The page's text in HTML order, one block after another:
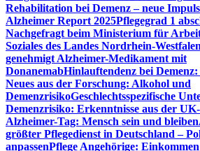
Rehabilitation bei Demenz – neue
Alzheimer Report 2025Pflegegrad 1
Nachgefragt beim Ministerium für
Soziales des Landes Nordrhein-Westfalen
genehmigt Alzheimer-Medikament mit
DonanemabHinlauftendenz bei Demenz:
Neues aus der Forschung: Alkohol und
DemenzrisikoGeschlechtsspezifische
Demenzrisiko: Erkenntnisse aus der
Alzheimer-Tag: Mensch sein und bleiben
größter Pflegedienst in Deutschland –
anpassenPflege Angehörige: